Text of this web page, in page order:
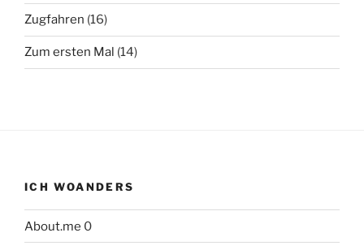
Zugfahren (16)
Zum ersten Mal (14)
ICH WOANDERS
About.me 0